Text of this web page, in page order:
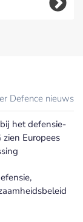
Defence nieuws
het defensie-
zien Europees